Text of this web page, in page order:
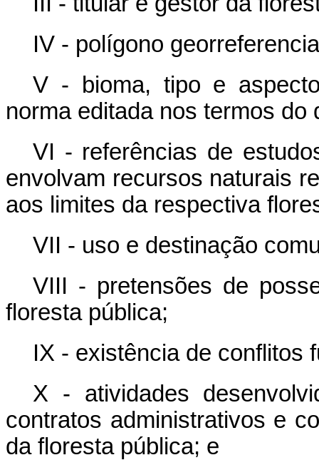
IV - polígono
V - bioma, tipo e
norma editada nos termos do
VI - referências de
envolvam recursos naturais
aos limites da respectiva
VII - uso e destinação
VIII - pretensões de
floresta pública;
IX - existência de conflitos
X - atividades
contratos administrativos e
da floresta pública; e